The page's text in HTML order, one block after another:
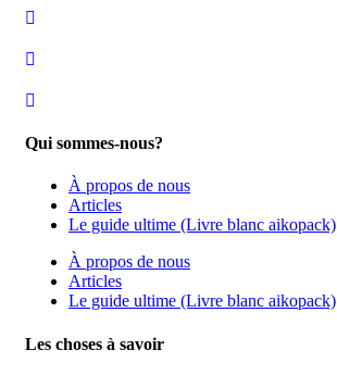
Qui sommes-nous?
À propos de nous
Articles
Le guide ultime (Livre blanc aikopack)
À propos de nous
Articles
Le guide ultime (Livre blanc aikopack)
Les choses à savoir